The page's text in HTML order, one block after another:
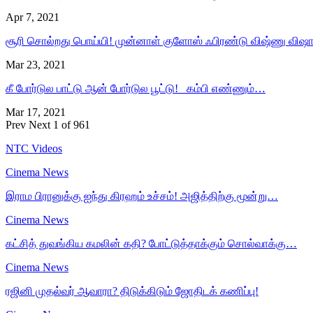
Apr 7, 2021
சூரி சொல்றது பொய்யி! முன்னாள் குளோஸ் ஃபிரண்டு விஷ்ணு
Mar 23, 2021
கீ போர்டுல பாட்டு ஆன் போர்டுல பூட்டு! கம்பி எண்ணும்…
Mar 17, 2021
Prev Next 1 of 961
NTC Videos
Cinema News
இராம பிரானுக்கு ஐந்து கிரஹம் உச்சம்! அஜித்திற்கு மூன்று…
Cinema News
கட்சித் துவங்கிய கமலின் கதி? போட்டுத்தாக்கும் சொல்வாக்கு…
Cinema News
ரஜினி முதல்வர் ஆவாரா? திடுக்கிடும் ஜோதிடக் கணிப்பு!